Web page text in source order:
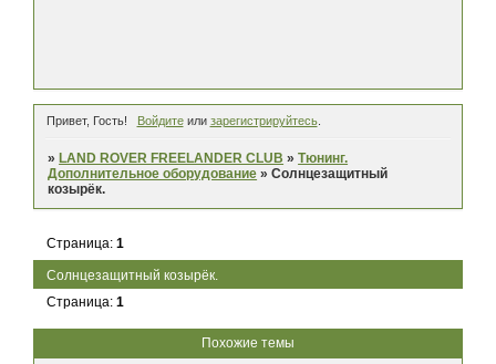
Привет, Гость! Войдитеили зарегистрируйтесь.
» LAND ROVER FREELANDER CLUB »Тюнинг.
Дополнительное оборудование »Солнцезащитный
козырёк.
Солнцезащитный козырёк.
Страница:1
Страница:1
Похожие темы